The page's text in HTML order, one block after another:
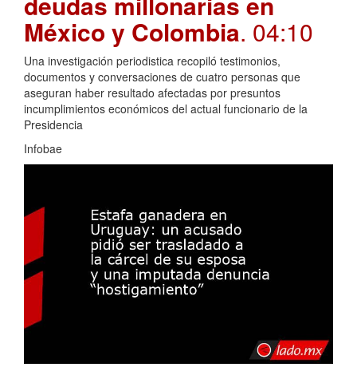
México y Colombia. 04:10
Una investigación periodistica recopiló testimonios,
documentos y conversaciones de cuatro personas que
aseguran haber resultado afectadas por presuntos
incumplimientos económicos del actual funcionario de la
Presidencia
Infobae